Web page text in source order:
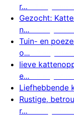
r...
Gezocht:
n...
Tuin- en
o...
lieve
e...
Liefhebbende
Rustige,
r...